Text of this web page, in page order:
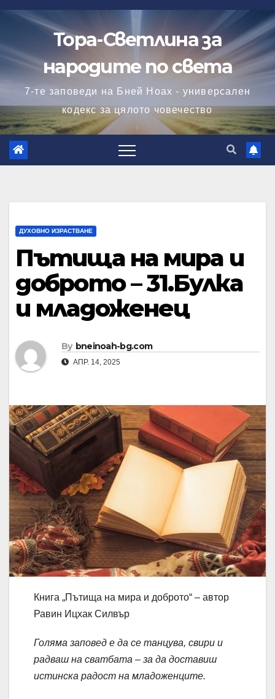
Skip
content
Тора-Светлина за
народите по света
7-те заповеди на Бней Ноах - универсален
кодекс за цялото човечество
ДУХОВНО ИЗРАСТВАНЕ
Пътища на мира и
доброто – 31.Булка
и младоженец
By bneinoah-bg.com
АПР. 14, 2025
Книга „Пътища на мира и доброто“ – автор
Равин Ицхак Силвър
Голяма заповед е да се танцува, свири и
радваш на сватбата – за да доставиш
истинска радост на младоженците.